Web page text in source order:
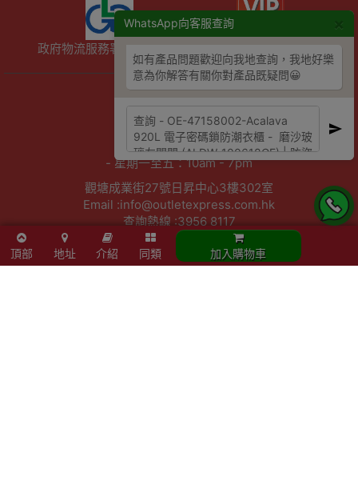
WhatsApp向客服查詢
如有產品問題歡迎向我地查詢，我地好樂
意為你解答有關你對產品既疑問😀
頂部 地址 介紹 同類 加入購物車
政府物流服務署註冊供應商
陳列室資料
- 星期六：10am - 4pm
- 周日及公眾假期：休息
- 星期一至五：10am - 7pm
觀塘成業街27號日昇中心3樓302室
Email :info@outletexpress.com.hk
查詢熱線 :3956 8117
WhatsApp :53694990